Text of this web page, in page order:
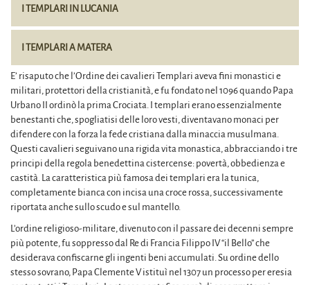
I TEMPLARI IN LUCANIA
I TEMPLARI A MATERA
E’ risaputo che l’Ordine dei cavalieri Templari aveva fini monastici e
militari, protettori della cristianità, e fu fondato nel 1096 quando Papa
Urbano II ordinò la prima Crociata. I templari erano essenzialmente
benestanti che, spogliatisi delle loro vesti, diventavano monaci per
difendere con la forza la fede cristiana dalla minaccia musulmana.
Questi cavalieri seguivano una rigida vita monastica, abbracciando i tre
principi della regola benedettina cistercense: povertà, obbedienza e
castità. La caratteristica più famosa dei templari era la tunica,
completamente bianca con incisa una croce rossa, successivamente
riportata anche sullo scudo e sul mantello.
L’ordine religioso-militare, divenuto con il passare dei decenni sempre
più potente, fu soppresso dal Re di Francia Filippo IV “il Bello” che
desiderava confiscarne gli ingenti beni accumulati. Su ordine dello
stesso sovrano, Papa Clemente V istituì nel 1307 un processo per eresia